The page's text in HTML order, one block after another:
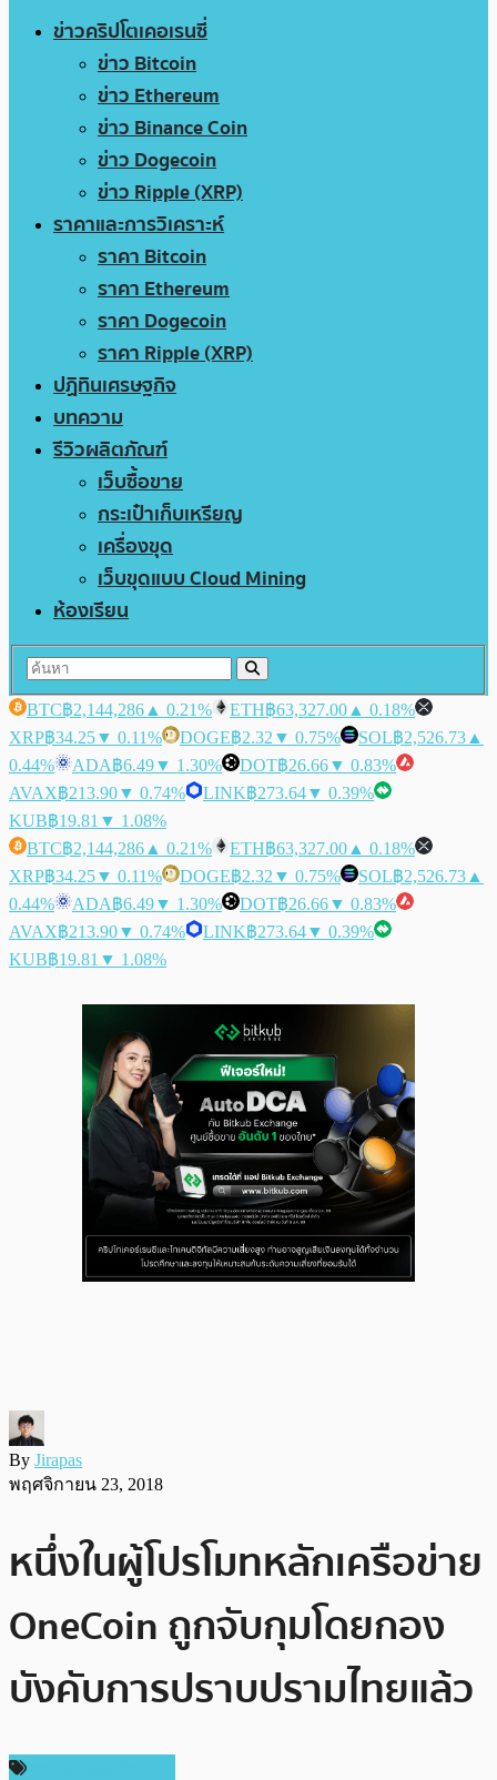
ข่าวคริปโตเคอเรนซี่
ข่าว Bitcoin
ข่าว Ethereum
ข่าว Binance Coin
ข่าว Dogecoin
ข่าว Ripple (XRP)
ราคาและการวิเคราะห์
ราคา Bitcoin
ราคา Ethereum
ราคา Dogecoin
ราคา Ripple (XRP)
ปฏิทินเศรษฐกิจ
บทความ
รีวิวผลิตภัณฑ์
เว็บซื้อขาย
กระเป๋าเก็บเหรียญ
เครื่องขุด
เว็บขุดแบบ Cloud Mining
ห้องเรียน
BTC฿2,144,286 ▲ 0.21% ETH฿63,327.00 ▲ 0.18%
XRP฿34.25▼ 0.11% DOGE฿2.32 ▼ 0.75% SOL฿2,526.73 ▲
0.44%
ADA฿6.49▼ 1.30% DOT฿26.66▼ 0.83%
AVAX฿213.90▼ 0.74% LINK฿273.64▼ 0.39%
KUB฿19.81 ▼ 1.08%
BTC฿2,144,286 ▲ 0.21% ETH฿63,327.00 ▲ 0.18%
XRP฿34.25▼ 0.11% DOGE฿2.32 ▼ 0.75% SOL฿2,526.73 ▲
0.44%
ADA฿6.49▼ 1.30% DOT฿26.66▼ 0.83%
AVAX฿213.90▼ 0.74% LINK฿273.64▼ 0.39%
KUB฿19.81 ▼ 1.08%
By Jirapas
พฤศจิกายน 23, 2018
หนึ่งในผู้โปรโมทหลักเครือข่าย
OneCoin ถูกจับกุมโดยกอง
บังคับการปราบปรามไทยแล้ว